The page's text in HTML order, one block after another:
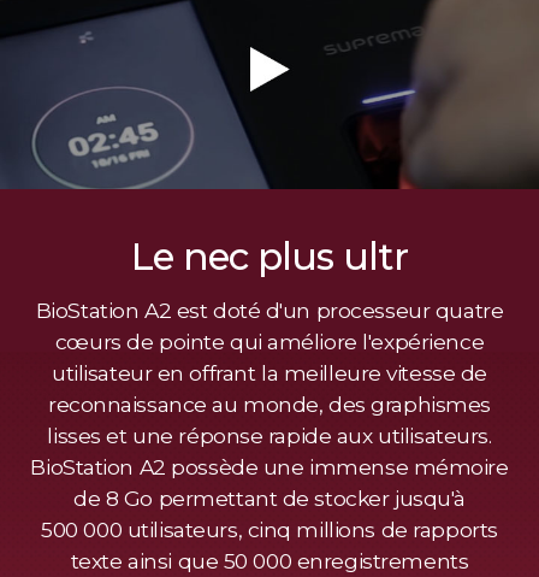
Le nec plus ultr
BioStation A2 est doté d'un processeur quatre
cœurs de pointe qui améliore l'expérience
utilisateur en offrant la meilleure vitesse de
reconnaissance au monde, des graphismes
lisses et une réponse rapide aux utilisateurs.
BioStation A2 possède une immense mémoire
de 8 Go permettant de stocker jusqu'à
500 000 utilisateurs, cinq millions de rapports
texte ainsi que 50 000 enregistrements